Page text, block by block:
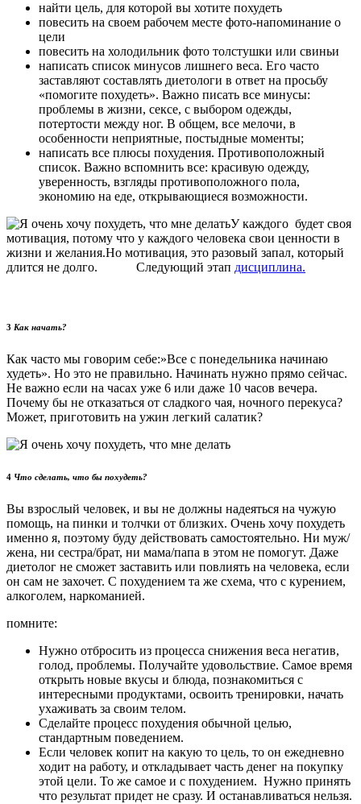
найти цель, для которой вы хотите похудеть
повесить на своем рабочем месте фото-напоминание о
цели
повесить на холодильник фото толстушки или свиньи
написать список минусов лишнего веса. Его часто
заставляют составлять диетологи в ответ на просьбу
«помогите похудеть». Важно писать все минусы:
проблемы в жизни, сексе, с выбором одежды,
потертости между ног. В общем, все мелочи, в
особенности неприятные, постыдные моменты;
написать все плюсы похудения. Противоположный
список. Важно вспомнить все: красивую одежду,
уверенность, взгляды противоположного пола,
экономию на еде, открывающиеся возможности.
У каждого будет своя
мотивация, потому что у каждого человека свои ценности в
жизни и желания.Но мотивация, это разовый запал, который
длится не долго. Следующий этап дисциплина.
3 Как начать?
Как часто мы говорим себе:»Все с понедельника начинаю
худеть». Но это не правильно. Начинать нужно прямо сейчас.
Не важно если на часах уже 6 или даже 10 часов вечера.
Почему бы не отказаться от сладкого чая, ночного перекуса?
Может, приготовить на ужин легкий салатик?
4 Что сделать, что бы похудеть?
Вы взрослый человек, и вы не должны надеяться на чужую
помощь, на пинки и толчки от близких. Очень хочу похудеть
именно я, поэтому буду действовать самостоятельно. Ни муж/
жена, ни сестра/брат, ни мама/папа в этом не помогут. Даже
диетолог не сможет заставить или повлиять на человека, если
он сам не захочет. С похудением та же схема, что с курением,
алкоголем, наркоманией.
помните:
Нужно отбросить из процесса снижения веса негатив,
голод, проблемы. Получайте удовольствие. Самое время
открыть новые вкусы и блюда, познакомиться с
интересными продуктами, освоить тренировки, начать
ухаживать за своим телом.
Сделайте процесс похудения обычной целью,
стандартным поведением.
Если человек копит на какую то цель, то он ежедневно
ходит на работу, и откладывает часть денег на покупку
этой цели. То же самое и с похудением. Нужно принять
что результат придет не сразу. И останавливаться нельзя.